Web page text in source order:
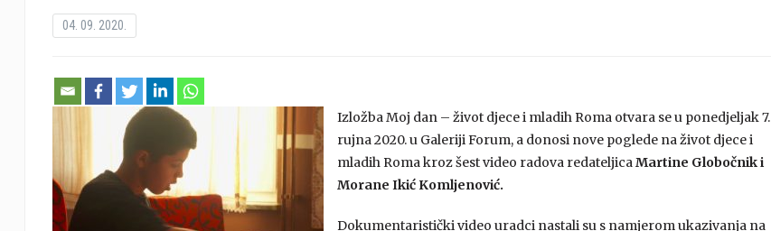
04. 09. 2020.
Izložba Moj dan – život djece i mladih Roma otvara se u ponedjeljak 7.
rujna 2020. u Galeriji Forum, a donosi nove poglede na život djece i
mladih Roma kroz šest video radova redateljicaMartine Globočnik i
Morane Ikić Komljenović.
Dokumentaristički video uradci nastali su s namjerom ukazivanja na